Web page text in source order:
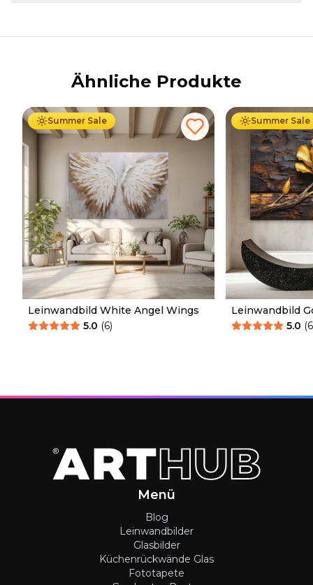
Ähnliche Produkte
Summer Sale
39.90 € 34.90 €
Leinwandbild White Angel Wings
5.0 (6)
Summer Sale
Ab
Leinwandbild
Wood
5.0 (6
Menü
Blog
Leinwandbilder
Glasbilder
Küchenrückwände Glas
Fototapete